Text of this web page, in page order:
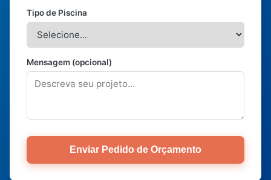
Tipo de Piscina
Mensagem (opcional)
Enviar Pedido de Orçamento